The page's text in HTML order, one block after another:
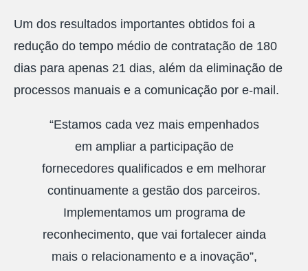
Um dos resultados importantes obtidos foi a
redução do tempo médio de contratação de 180
dias para apenas 21 dias, além da eliminação de
processos manuais e a comunicação por e-mail.
“Estamos cada vez mais empenhados
em ampliar a participação de
fornecedores qualificados e em melhorar
continuamente a gestão dos parceiros.
Implementamos um programa de
reconhecimento, que vai fortalecer ainda
mais o relacionamento e a inovação”,